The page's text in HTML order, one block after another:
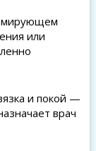
или
и покой —
врач